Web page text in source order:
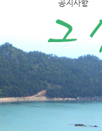
공지사항